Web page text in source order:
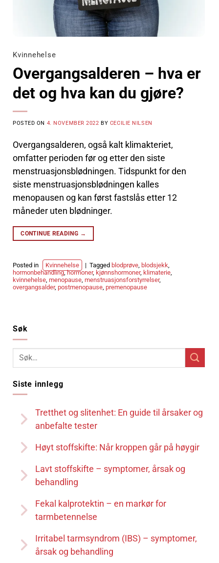
Kvinnehelse
Overgangsalderen – hva er
det og hva kan du gjøre?
POSTED ON 4. NOVEMBER 2022 BY CECILIE NILSEN
Overgangsalderen, også kalt klimakteriet,
omfatter perioden før og etter den siste
menstruasjonsblødningen. Tidspunkt for den
siste menstruasjonsblødningen kalles
menopausen og kan først fastslås etter 12
måneder uten blødninger.
CONTINUE READING →
Posted in Kvinnehelse | Tagged blodprøve, blodsjekk,
hormonbehandling,hormoner, kjønnshormoner, klimaterie,
kvinnehelse, menopause, menstruasjonsforstyrrelser,
overgangsalder, postmenopause, premenopause
Søk
Siste innlegg
Tretthet og slitenhet: En guide til årsaker og
anbefalte tester
Høyt stoffskifte: Når kroppen går på høygir
Lavt stoffskifte – symptomer, årsak og
behandling
Fekal kalprotektin – en markør for
tarmbetennelse
Irritabel tarmsyndrom (IBS) – symptomer,
årsak og behandling